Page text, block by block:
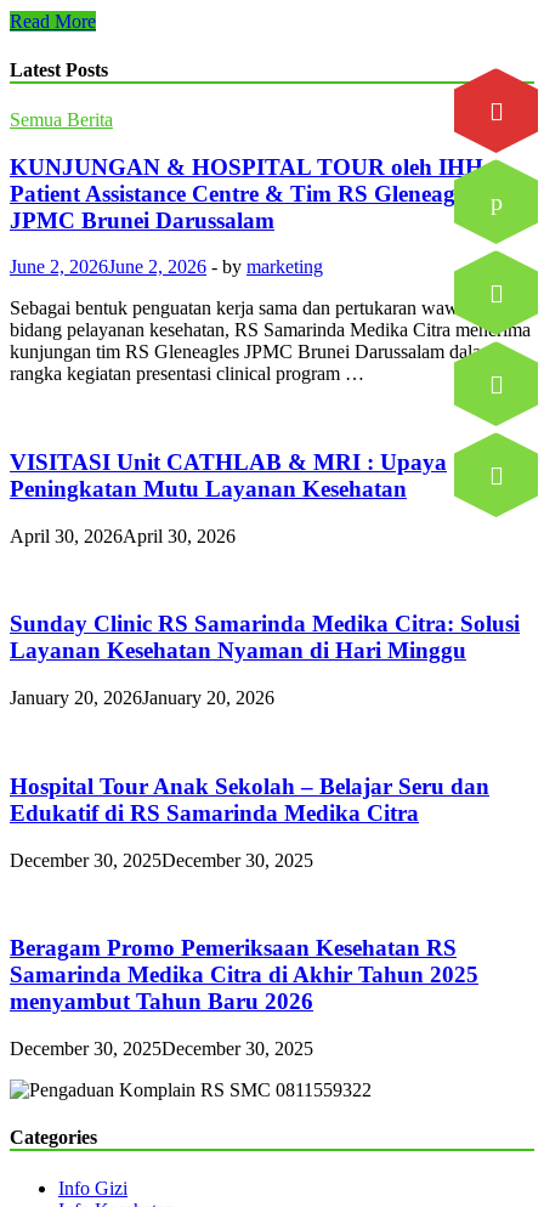
Read More
Latest Posts
Semua Berita
KUNJUNGAN & HOSPITAL TOUR oleh IHH
Patient Assistance Centre & Tim RS Gleneagles
JPMC Brunei Darussalam
June 2, 2026June 2, 2026 - by marketing
Sebagai bentuk penguatan kerja sama dan pertukaran wawasan di
bidang pelayanan kesehatan, RS Samarinda Medika Citra menerima
kunjungan tim RS Gleneagles JPMC Brunei Darussalam dalam
rangka kegiatan presentasi clinical program …
VISITASI Unit CATHLAB & MRI : Upaya
Peningkatan Mutu Layanan Kesehatan
April 30, 2026April 30, 2026
Sunday Clinic RS Samarinda Medika Citra: Solusi
Layanan Kesehatan Nyaman di Hari Minggu
January 20, 2026January 20, 2026
Hospital Tour Anak Sekolah – Belajar Seru dan
Edukatif di RS Samarinda Medika Citra
December 30, 2025December 30, 2025
Beragam Promo Pemeriksaan Kesehatan RS
Samarinda Medika Citra di Akhir Tahun 2025
menyambut Tahun Baru 2026
December 30, 2025December 30, 2025
Categories
Info Gizi